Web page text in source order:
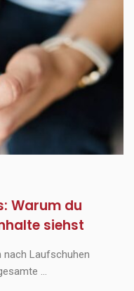
Warum du
siehst
nach Laufschuhen
...